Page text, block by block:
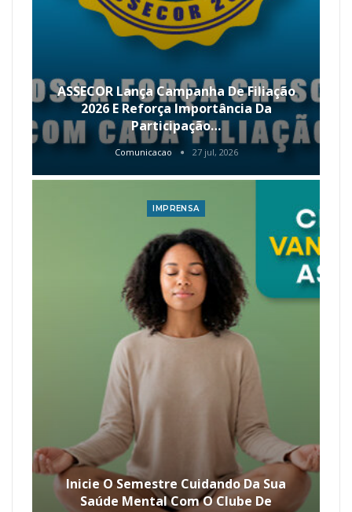
ASSECOR Lança Campanha De Filiação
2026 E Reforça Importância Da
Participação…
Comunicacao 27 jul, 2026
IMPRENSA
Inicie O Semestre Cuidando Da Sua
Saúde Mental Com O Clube De